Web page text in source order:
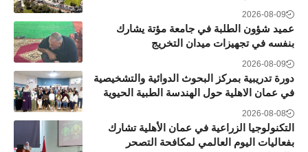
2026-08-09
عميد شؤون الطلبة في جامعة مؤتة يشارك
بنفسه في تجهيزات ميدان التخريج
2026-08-09
دورة تدريبية بمركز البحوث الدوائية والتشخيصية
في عمان الاهلية حول الهندسة الطبية الحيوية
2026-08-08
التكنولوجيا الزراعية في عمان الأهلية تشارك
بفعاليات اليوم العالمي لمكافحة التصحر